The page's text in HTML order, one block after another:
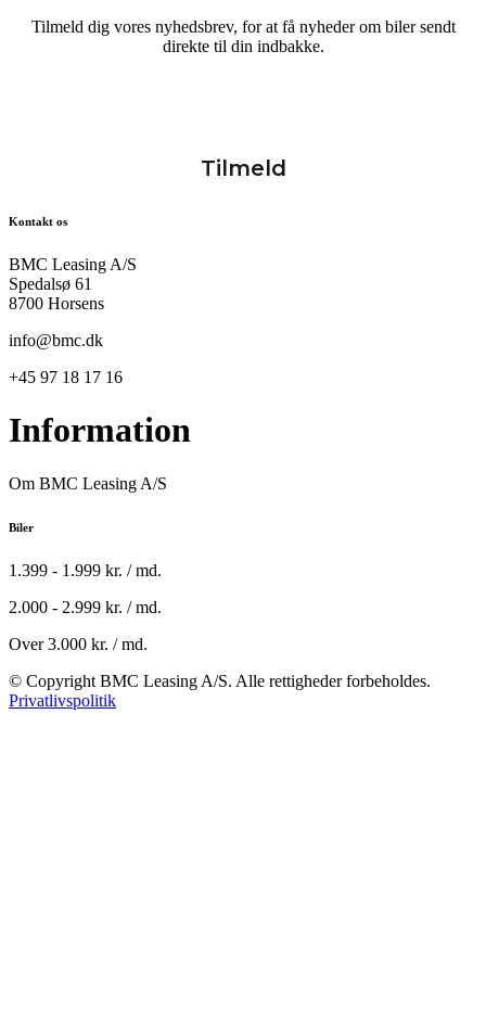
Tilmeld dig vores nyhedsbrev, for at få nyheder om biler sendt
direkte til din indbakke.
Kontakt os
BMC Leasing A/S
Spedalsø 61
8700 Horsens
info@bmc.dk
+45 97 18 17 16
Information
Om BMC Leasing A/S
Biler
1.399 - 1.999 kr. / md.
2.000 - 2.999 kr. / md.
Over 3.000 kr. / md.
© Copyright BMC Leasing A/S. Alle rettigheder forbeholdes.
Privatlivspolitik